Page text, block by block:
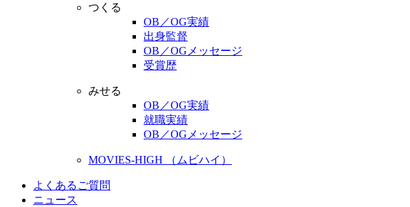
つくる
OB／OG実績
出身監督
OB／OGメッセージ
受賞歴
みせる
OB／OG実績
就職実績
OB／OGメッセージ
MOVIES-HIGH （ムビハイ）
よくあるご質問
ニュース